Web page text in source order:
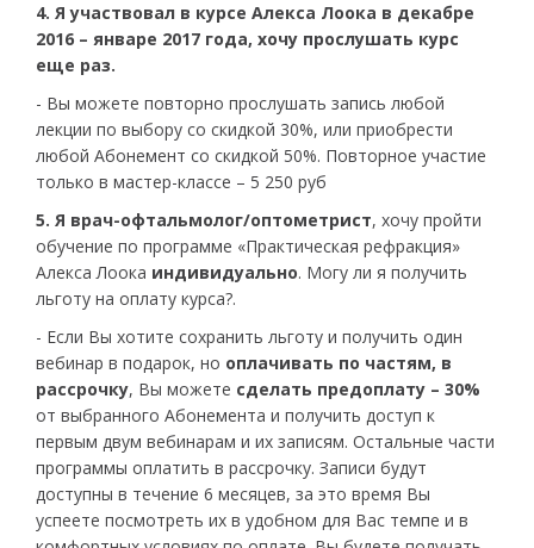
4. Я участвовал в курсе Алекса Лоока в декабре
2016 – январе 2017 года, хочу прослушать курс
еще раз.
- Вы можете повторно прослушать запись любой
лекции по выбору со скидкой 30%, или приобрести
любой Абонемент со скидкой 50%. Повторное участие
только в мастер-классе – 5 250 руб
5. Я врач-офтальмолог/оптометрист, хочу пройти
обучение по программе «Практическая рефракция»
Алекса Лоока индивидуально. Могу ли я получить
льготу на оплату курса?.
- Если Вы хотите сохранить льготу и получить один
вебинар в подарок, но оплачивать по частям, в
рассрочку, Вы можете сделать предоплату – 30%
от выбранного Абонемента и получить доступ к
первым двум вебинарам и их записям. Остальные части
программы оплатить в рассрочку. Записи будут
доступны в течение 6 месяцев, за это время Вы
успеете посмотреть их в удобном для Вас темпе и в